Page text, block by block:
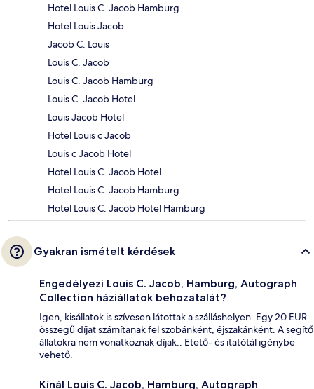
Hotel Louis C. Jacob Hamburg
Hotel Louis Jacob
Jacob C. Louis
Louis C. Jacob
Louis C. Jacob Hamburg
Louis C. Jacob Hotel
Louis Jacob Hotel
Hotel Louis c Jacob
Louis c Jacob Hotel
Hotel Louis C. Jacob Hotel
Hotel Louis C. Jacob Hamburg
Hotel Louis C. Jacob Hotel Hamburg
Gyakran ismételt kérdések
Engedélyezi Louis C. Jacob, Hamburg, Autograph
Collection háziállatok behozatalát?
Igen, kisállatok is szívesen látottak a szálláshelyen. Egy 20 EUR
összegű díjat számítanak fel szobánként, éjszakánként. A segítő
állatokra nem vonatkoznak díjak.. Etető- és itatótál igénybe
vehető.
Kínál Louis C. Jacob, Hamburg, Autograph